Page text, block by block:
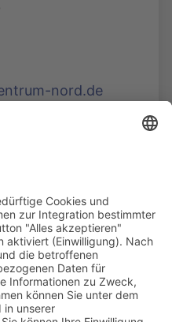
nord.de
für Medien, Bildung
und überall
Mehr erfahren